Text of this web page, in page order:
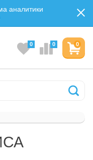
аналитики
0
0 0